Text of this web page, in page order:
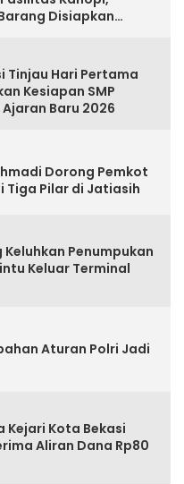
Disiapkan
Tinjau Hari Pertama
Kesiapan SMP
Baru 2026
Dorong Pemkot
Tiga Pilar di Jatiasih
Penumpukan
Keluar Terminal
Aturan Polri Jadi
Kejari Kota Bekasi
Aliran Dana Rp80